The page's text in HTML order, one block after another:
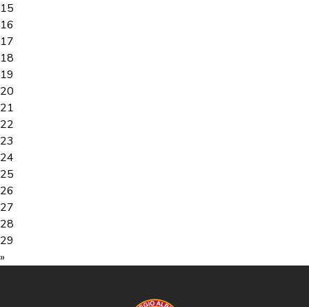
15
16
17
18
19
20
21
22
23
24
25
26
27
28
29
»